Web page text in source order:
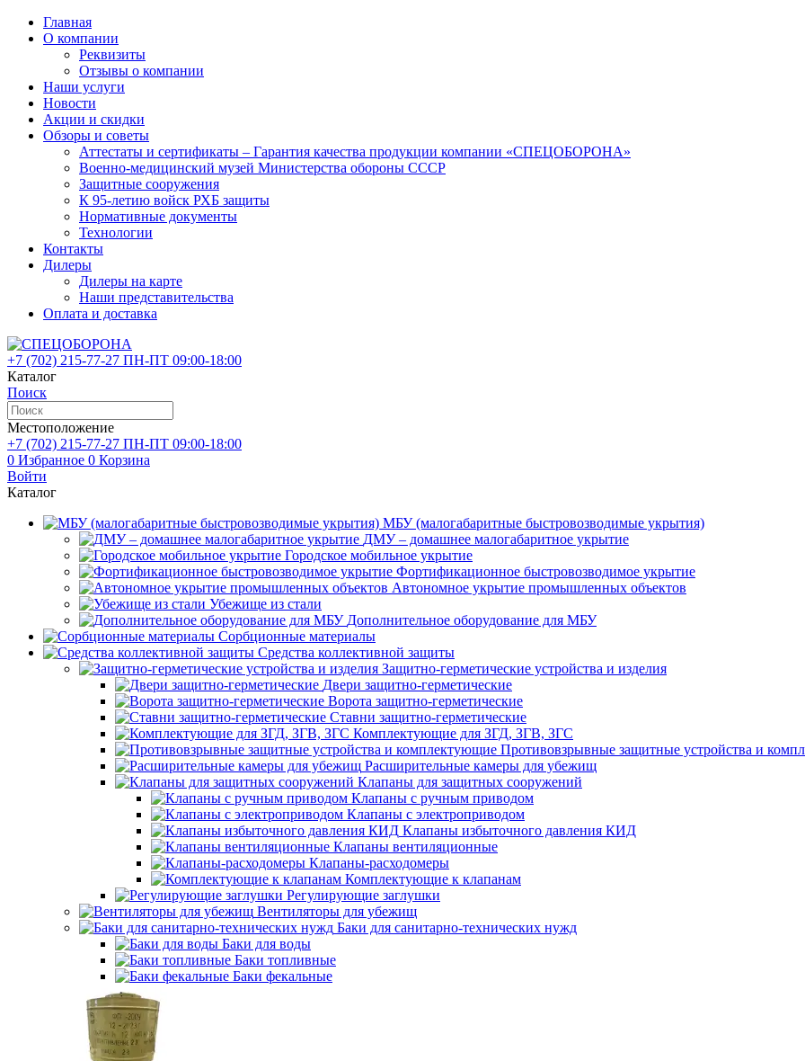
Главная
О компании
Реквизиты
Отзывы о компании
Наши услуги
Новости
Акции и скидки
Обзоры и советы
Аттестаты и сертификаты – Гарантия качества продукции компании «СПЕЦОБОРОНА»
Военно-медицинский музей Министерства обороны СССР
Защитные сооружения
К 95-летию войск РХБ защиты
Нормативные документы
Технологии
Контакты
Дилеры
Дилеры на карте
Наши представительства
Оплата и доставка
+7 (702) 215-77-27 ПН-ПТ 09:00-18:00
Каталог
Поиск
Местоположение
+7 (702) 215-77-27 ПН-ПТ 09:00-18:00
0 Избранное 0 Корзина
Войти
Каталог
МБУ (малогабаритные быстровозводимые укрытия)
ДМУ – домашнее малогабаритное укрытие
Городское мобильное укрытие
Фортификационное быстровозводимое укрытие
Автономное укрытие промышленных объектов
Убежище из стали
Дополнительное оборудование для МБУ
Сорбционные материалы
Средства коллективной защиты
Защитно-герметические устройства и изделия
Двери защитно-герметические
Ворота защитно-герметические
Ставни защитно-герметические
Комплектующие для ЗГД, ЗГВ, ЗГС
Противовзрывные защитные устройства и
Расширительные камеры для убежищ
Клапаны для защитных сооружений
Клапаны с ручным приводом
Клапаны с электроприводом
Клапаны избыточного давления КИД
Клапаны вентиляционные
Клапаны-расходомеры
Комплектующие к клапанам
Регулирующие заглушки
Вентиляторы для убежищ
Баки для санитарно-технических нужд
Баки для воды
Баки топливные
Баки фекальные